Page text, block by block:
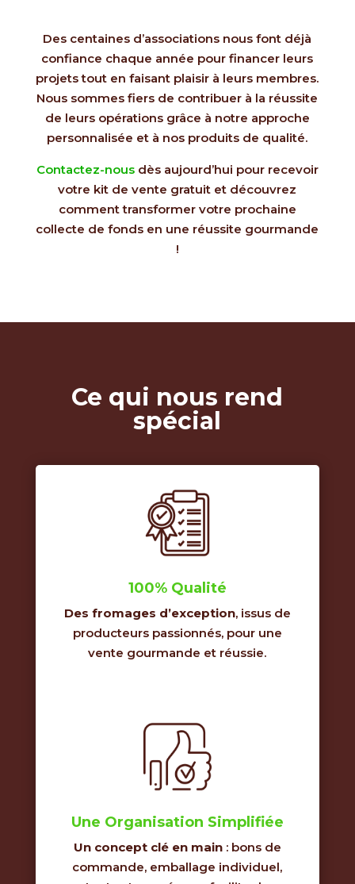
Des centaines d’associations nous font déjà
confiance chaque année pour financer leurs
projets tout en faisant plaisir à leurs membres.
Nous sommes fiers de contribuer à la réussite
de leurs opérations grâce à notre approche
personnalisée et à nos produits de qualité.
Contactez-nousdès aujourd’hui pour recevoir
votre kit de vente gratuit et découvrez
comment transformer votre prochaine
collecte de fonds en une réussite gourmande
!
Ce qui nous rend
spécial
100% Qualité
Des fromages d’exception, issus de
producteurs passionnés, pour une
vente gourmande et réussie.
Une Organisation Simplifiée
Un concept clé en main: bons de
commande, emballage individuel,